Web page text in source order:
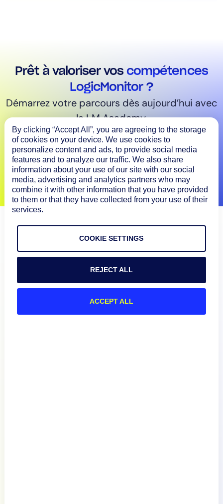
Prêt à valoriser vos compétences
LogicMonitor ?
Démarrez votre parcours dès aujourd’hui avec
la LM Academy.
LM Academy pour les clients
LM Academy pour les partenaires
By clicking “Accept All”, you are agreeing to the storage
of cookies on your device. We use cookies to
personalize content and ads, to provide social media
features and to analyze our traffic. We also share
information about your use of our site with our social
media, advertising and analytics partners who may
combine it with other information that you have provided
to them or that they have collected from your use of their
services.
COOKIE SETTINGS
REJECT ALL
ACCEPT ALL